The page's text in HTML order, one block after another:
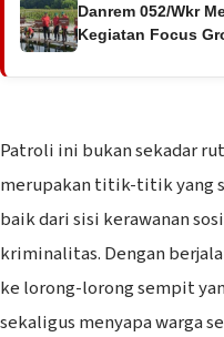
Danrem 052/Wkr
Kegiatan Focus
‎Patroli ini bukan sekadar
merupakan titik-titik yang
baik dari sisi kerawanan
kriminalitas. Dengan
ke lorong-lorong sempit
sekaligus menyapa warga